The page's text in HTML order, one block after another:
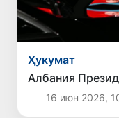
Ҳукумат
Албания
16 июн 2026,